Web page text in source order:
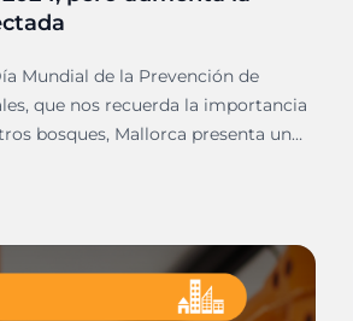
Mundial de la Prevención de
que nos recuerda la importancia
bosques, Mallorca presenta un